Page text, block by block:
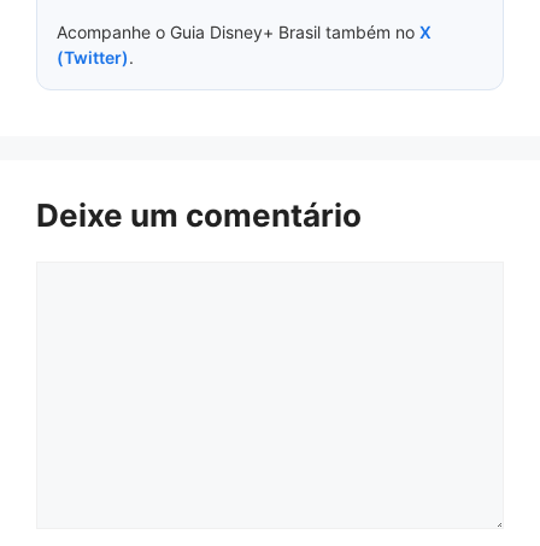
Acompanhe o Guia Disney+ Brasil também no X
(Twitter).
Deixe um comentário